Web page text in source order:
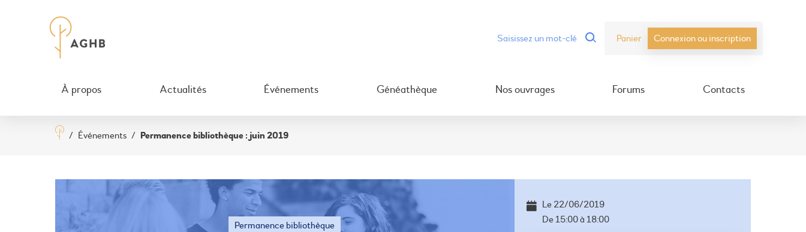
Panier Connexion ou inscription
À propos Actualités Événements Généathèque Nos ouvrages Forums Contacts
/ Événements / Permanence bibliothèque : juin 2019
Permanence bibliothèque
Le 22/06/2019
De 15:00à 18:00